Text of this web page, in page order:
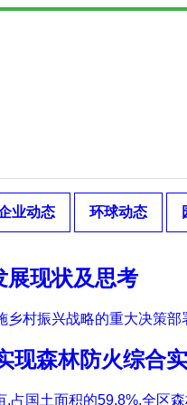
业动态 环球动态
展现状及思考
村振兴战略的重大决策
现森林防火综合
占国土面积的59.8%,全区